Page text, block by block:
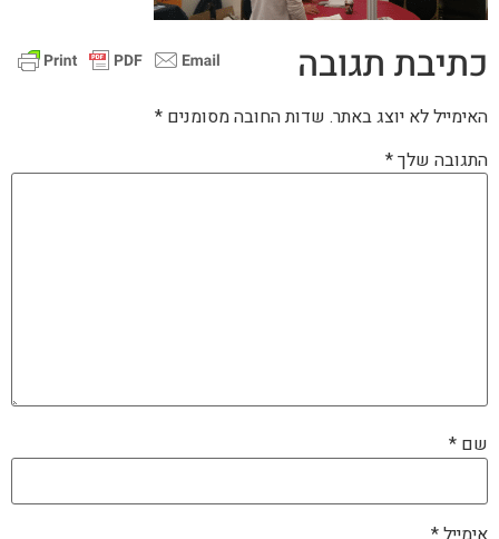
כתיבת תגובה
האימייל לא יוצג באתר. שדות החובה מסומנים *
התגובה שלך*
שם *